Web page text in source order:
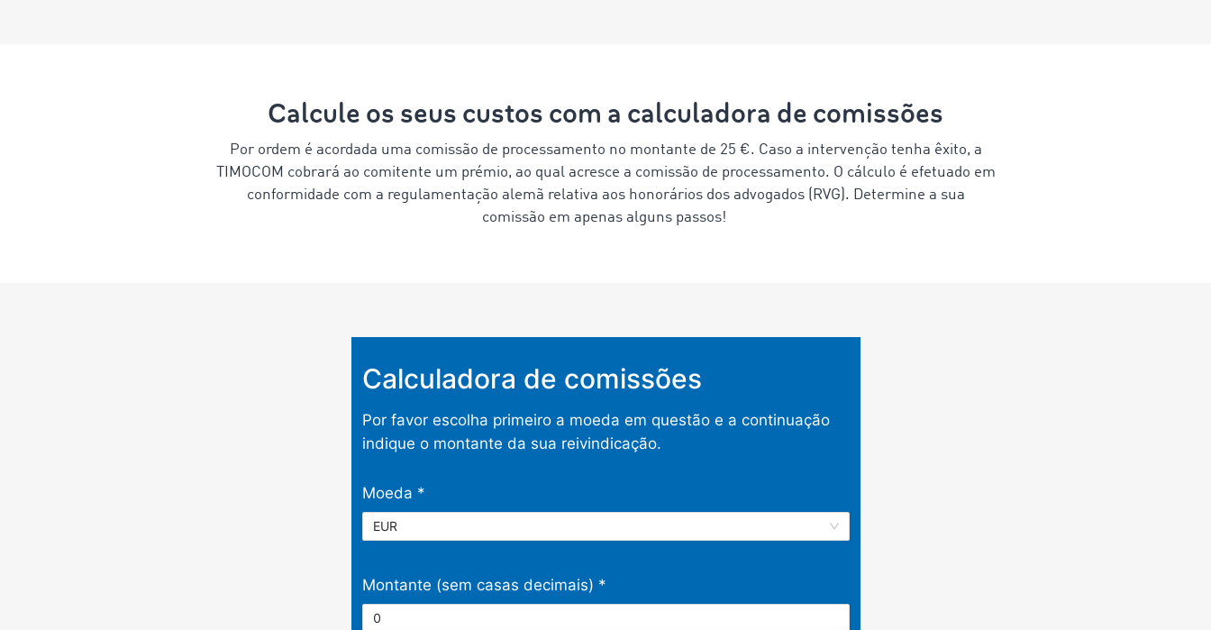
Calcule os seus custos com a calculadora de comissões
Por ordem é acordada uma comissão de processamento no montante de 25 €. Caso a intervenção tenha êxito, a
TIMOCOM cobrará ao comitente um prémio, ao qual acresce a comissão de processamento. O cálculo é efetuado em
conformidade com a regulamentação alemã relativa aos honorários dos advogados (RVG). Determine a sua
comissão em apenas alguns passos!